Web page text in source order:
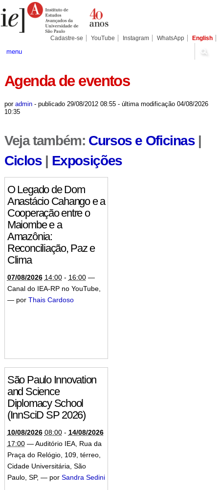
para
conteúdo.
Pessoais
Cadastre-se YouTube Instagram WhatsApp English
menu
Agenda de eventos
por admin - publicado29/08/2012 08:55 - última modificação04/08/2026
10:35
Veja também: Cursos e Oficinas|
Ciclos| Exposições
O Legado de Dom
Anastácio Cahango e a
Cooperação entre o
Maiombe e a
Amazônia:
Reconciliação, Paz e
Clima
07/08/2026 14:00- 16:00 —
Canal do IEA-RP no YouTube,
— por Thais Cardoso
São Paulo Innovation
and Science
Diplomacy School
(InnSciD SP 2026)
10/08/2026 08:00- 14/08/2026
17:00 —Auditório IEA, Rua da
Praça do Relógio, 109, térreo,
Cidade Universitária, São
Paulo, SP, — por Sandra Sedini